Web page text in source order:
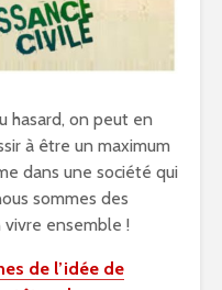
hasard, on peut en
à être un maximum
dans une société qui
sommes des
ensemble !
de l’idée de